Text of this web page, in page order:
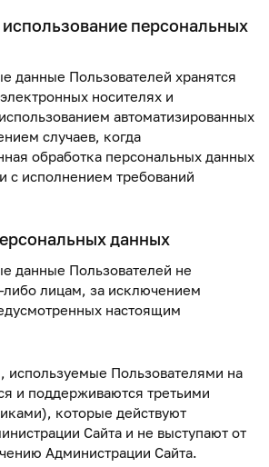
персональных
данные Пользователей хранятся
носителях и
автоматизированных
случаев, когда
обработка персональных данных
с исполнением требований
данных
данные Пользователей не
лицам, за исключением
настоящим
Пользователями на
и поддерживаются третьими
которые действуют
Сайта и не выступают от
Администрации Сайта.